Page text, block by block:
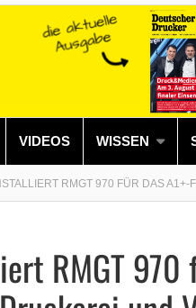
VIDEOS WISSEN
RMGT 970 FÜR DAS
RMGT 970